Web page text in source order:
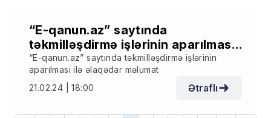
“E-qanun.az” saytında
təkmilləşdirmə işlərinin aparılması
ilə əlaqədar məlumat
“E-qanun.az” saytında təkmilləşdirmə işlərinin
aparılması ilə əlaqədar məlumat
21.02.24 | 18:00
Ətraflı